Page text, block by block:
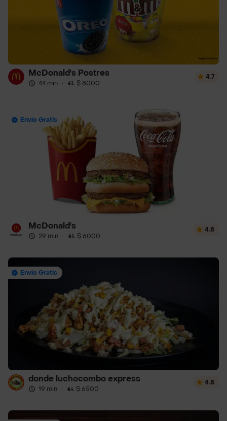
McDonald's Postres
44 min · $ 8000
4.7
Envío Gratis
McDonald's
29 min · $ 6000
4.8
Envío Gratis
donde luchocombo express
19 min · $ 6500
4.8